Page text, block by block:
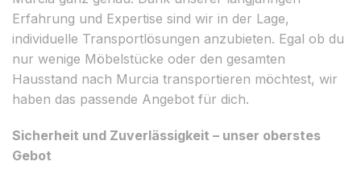
Erfahrung und Expertise sind wir in der Lage,
individuelle Transportlösungen anzubieten. Egal ob du
nur wenige Möbelstücke oder den gesamten
Hausstand nach Murcia transportieren möchtest, wir
haben das passende Angebot für dich.
Sicherheit und Zuverlässigkeit – unser oberstes
Gebot